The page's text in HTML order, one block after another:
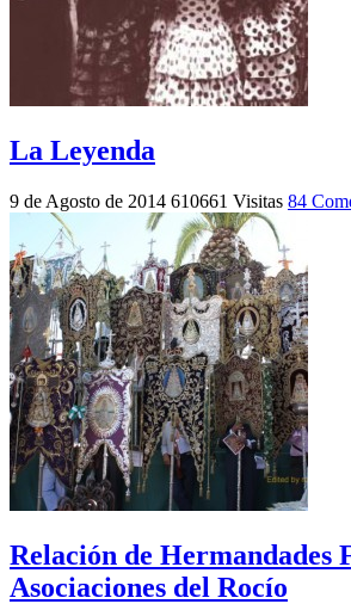
La Leyenda
9 de Agosto de 2014 610661 Visitas 84
Relación de Hermandades
Asociaciones del Rocío